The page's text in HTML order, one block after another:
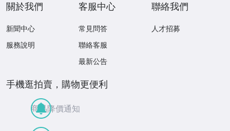
關於我們
新聞中心
服務說明
客服中心
常見問答
聯絡客服
最新公告
聯絡我們
人才招募
手機逛拍賣，購物更便利
商品降價通知